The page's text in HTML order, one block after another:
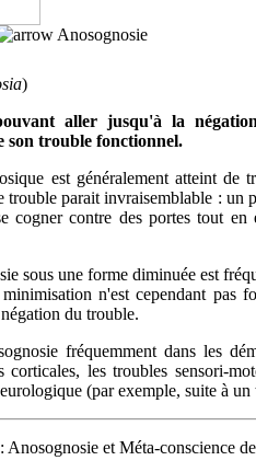
Anosognosie
)
aller jusqu'à la
son trouble fonctionnel.
est généralement atteint de
trouble parait invraisemblable : un
cogner contre des portes tout
sous une forme diminuée est
n'est cependant pas
du trouble.
fréquemment dans les
corticales, les troubles sensori-
(par exemple, suite à
Anosognosie et Méta-conscience